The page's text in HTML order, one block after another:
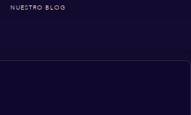
NUESTRO BLOG